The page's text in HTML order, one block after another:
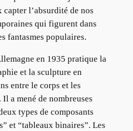
l’absurdité de nos
qui figurent dans
fantasmes populaires.
en 1935 pratique la
et la sculpture en
entre le corps et les
a mené de nombreuses
types de composants
et “tableaux binaires”. Les